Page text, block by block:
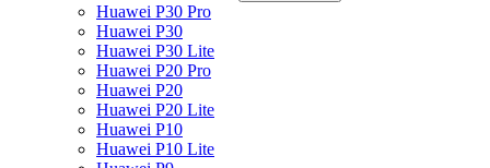
Huawei P30 Pro
Huawei P30
Huawei P30 Lite
Huawei P20 Pro
Huawei P20
Huawei P20 Lite
Huawei P10
Huawei P10 Lite